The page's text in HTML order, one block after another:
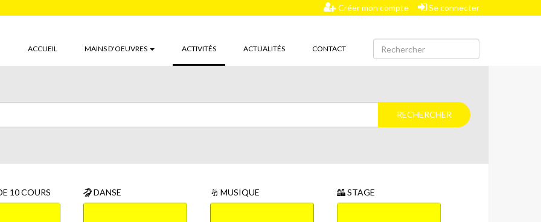
Créer mon compte Se connecter
ACCUEIL MAINS D'OEUVRES ACTIVITÉS(CURRENT)ACTUALITÉS CONTACT
10 COURS DANSE MUSIQUE STAGE